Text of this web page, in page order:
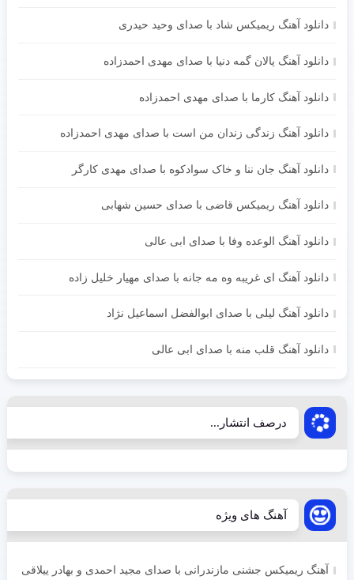
دانلود آهنگ ریمیکس شاد با صدای وحید حیدری
دانلود آهنگ یالان گمه دنیا با صدای مهدی احمدزاده
دانلود آهنگ کارما با صدای مهدی احمدزاده
دانلود آهنگ زندگی زندان من است با صدای مهدی احمدزاده
دانلود آهنگ جان ننا و خاک سوادکوه با صدای مهدی کارگر
دانلود آهنگ ریمیکس قاضی با صدای حسین شهابی
دانلود آهنگ الوعده وفا با صدای ابی عالی
دانلود آهنگ ای غریبه وه مه جانه با صدای مهیار خلیل زاده
دانلود آهنگ لیلی با صدای ابوالفضل اسماعیل نژاد
دانلود آهنگ قلب منه با صدای ابی عالی
درصف انتشار...
آهنگ های ویژه
آهنگ ریمیکس جشنی مازندرانی با صدای مجید احمدی و بهادر ییلاقی